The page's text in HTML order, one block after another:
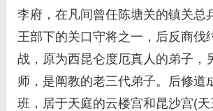
李府，在凡间曾任陈塘关的镇关总
王部下的关口守将之一，后反商伐
战，原为西昆仑度厄真人的弟子，
师，是阐教的老三代弟子。后修道
班，居于天庭的云楼宫和昆沙宫(